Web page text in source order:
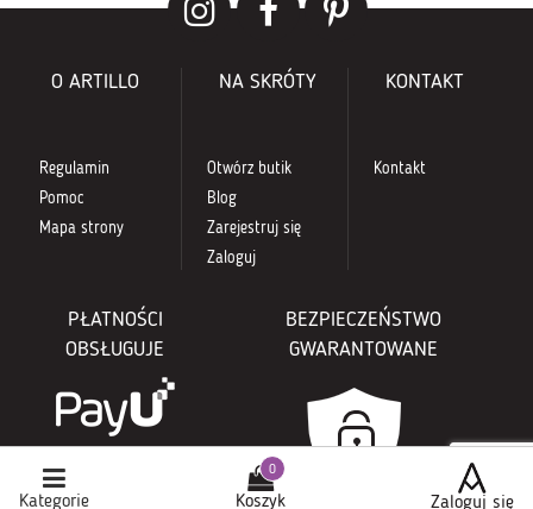
Kategorie Koszyk Zaloguj się
O ARTILLO
Regulamin
Pomoc
Mapa strony
NA SKRÓTY
Otwórz butik
Blog
Zarejestruj się
Zaloguj
KONTAKT
Kontakt
PŁATNOŚCI
OBSŁUGUJE
BEZPIECZEŃSTWO
GWARANTOWANE